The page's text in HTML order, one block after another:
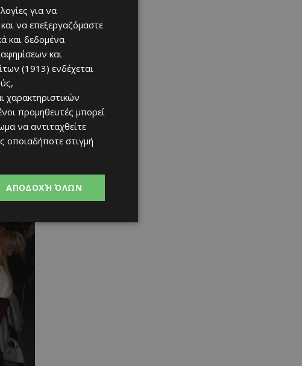
για να
να επεξεργαζόμαστε
και δεδομένα
και
(1913) ενδέχεται
χαρακτηριστικών
προμηθευτές μπορεί
να αντιταχθείτε
οποιαδήποτε στιγμή
ΑΠΟΔΟΧΉ ΌΛΩΝ